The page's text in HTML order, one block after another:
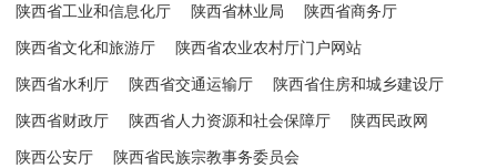
陕西省工业和信息化厅 陕西省林业局 陕西省商务厅
陕西省文化和旅游厅 陕西省农业农村厅门户网站
陕西省水利厅 陕西省交通运输厅 陕西省住房和城乡建设厅
陕西省财政厅 陕西省人力资源和社会保障厅 陕西民政网
陕西公安厅 陕西省民族宗教事务委员会